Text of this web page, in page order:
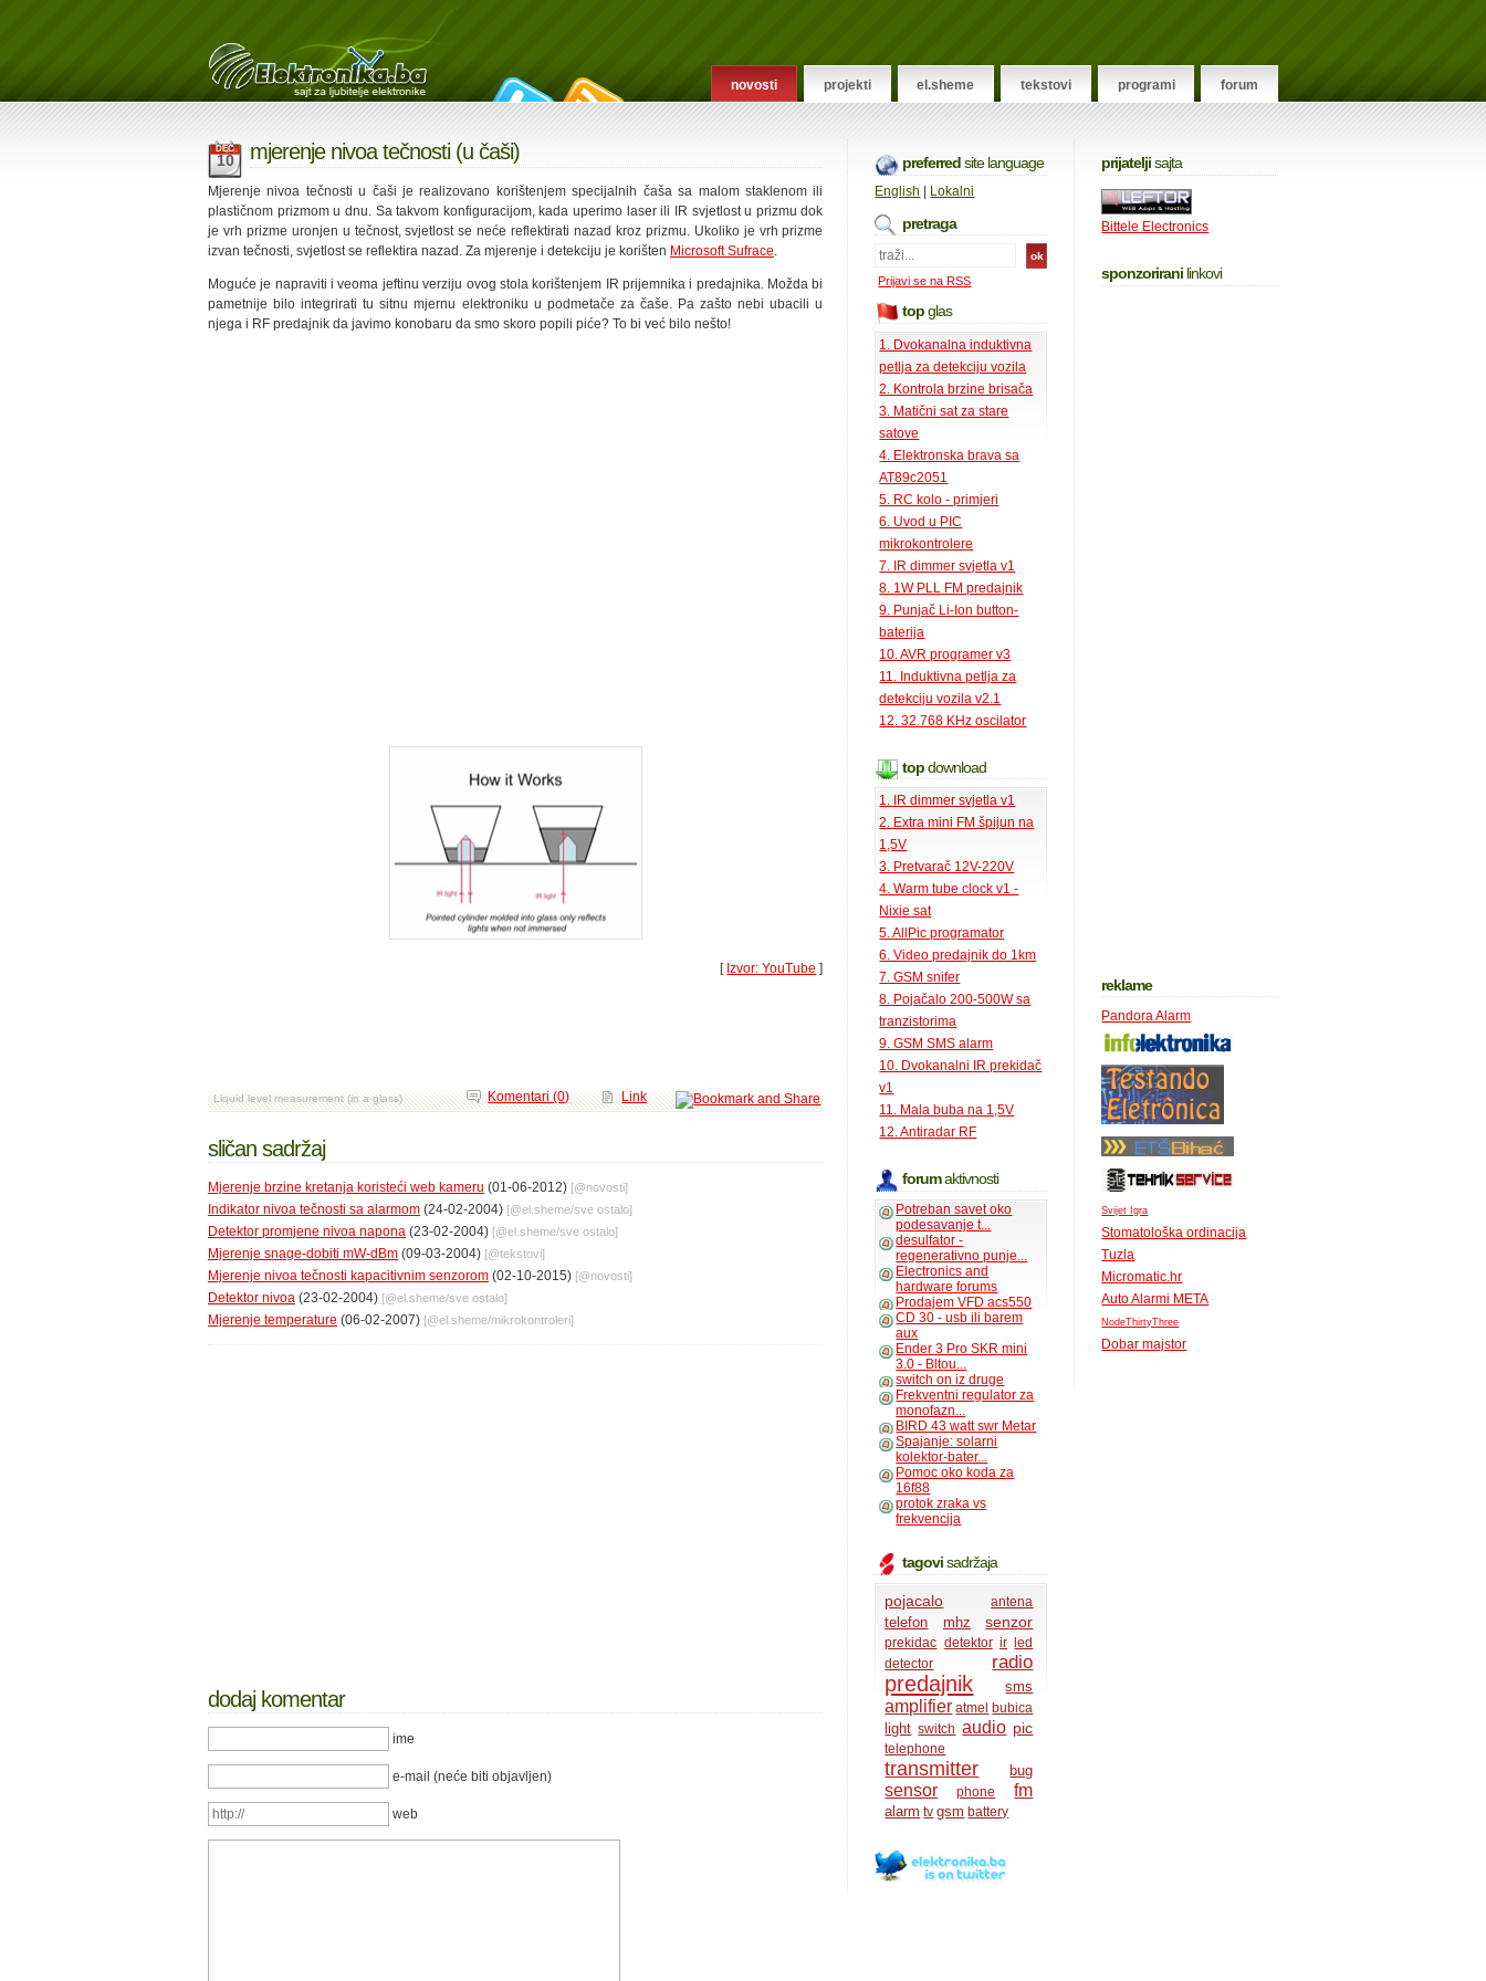
novosti projekti el.sheme tekstovi programi forum
DEC
10 mjerenje nivoa tečnosti (u čaši)
Mjerenje nivoa tečnosti u čaši je realizovano korištenjem specijalnih čaša sa malom staklenom ili
plastičnom prizmom u dnu. Sa takvom konfiguracijom, kada uperimo laser ili IR svjetlost u prizmu dok
je vrh prizme uronjen u tečnost, svjetlost se neće reflektirati nazad kroz prizmu. Ukoliko je vrh prizme
izvan tečnosti, svjetlost se reflektira nazad. Za mjerenje i detekciju je korišten Microsoft Sufrace.
Moguće je napraviti i veoma jeftinu verziju ovog stola korištenjem IR prijemnika i predajnika. Možda bi
pametnije bilo integrirati tu sitnu mjernu elektroniku u podmetače za čaše. Pa zašto nebi ubacili u
njega i RF predajnik da javimo konobaru da smo skoro popili piće? To bi već bilo nešto!
[ Izvor: YouTube ]
Liquid level measurement (in a glass) Link
Komentari (0)
sličan sadržaj
Mjerenje brzine kretanja koristeći web kameru (01-06-2012) [@novosti]
Indikator nivoa tečnosti sa alarmom (24-02-2004) [@el.sheme/sve ostalo]
Detektor promjene nivoa napona (23-02-2004) [@el.sheme/sve ostalo]
Mjerenje snage-dobiti mW-dBm (09-03-2004) [@tekstovi]
Mjerenje nivoa tečnosti kapacitivnim senzorom (02-10-2015) [@novosti]
Detektor nivoa (23-02-2004) [@el.sheme/sve ostalo]
Mjerenje temperature (06-02-2007) [@el.sheme/mikrokontroleri]
dodaj komentar
ime
e-mail (neće biti objavljen)
web
preferredsite language
English Lokalni
pretraga
Prijavi se na RSS
topglas
1. Dvokanalna induktivna
petlja za detekciju vozila
2. Kontrola brzine brisača
3. Matični sat za stare
satove
4. Elektronska brava sa
AT89c2051
5. RC kolo - primjeri
6. Uvod u PIC
mikrokontrolere
7. IR dimmer svjetla v1
8. 1W PLL FM predajnik
9. Punjač Li-Ion button-
baterija
10. AVR programer v3
11. Induktivna petlja za
detekciju vozila v2.1
12. 32.768 KHz oscilator
topdownload
1. IR dimmer svjetla v1
2. Extra mini FM špijun na
1,5V
3. Pretvarač 12V-220V
4. Warm tube clock v1 -
Nixie sat
5. AllPic programator
6. Video predajnik do 1km
7. GSM snifer
8. Pojačalo 200-500W sa
tranzistorima
9. GSM SMS alarm
10. Dvokanalni IR prekidač
v1
11. Mala buba na 1,5V
12. Antiradar RF
forumaktivnosti
Potreban savet oko
podesavanje t...
desulfator -
regenerativno punje...
Electronics and
hardware forums
Prodajem VFD acs550
CD 30 - usb ili barem
aux
Ender 3 Pro SKR mini
3.0 - Bltou...
switch on iz druge
Frekventni regulator za
monofazn...
BIRD 43 watt swr Metar
Spajanje: solarni
kolektor-bater...
Pomoc oko koda za
16f88
protok zraka vs
frekvencija
tagovisadržaja
pojacalo antena
telefon mhz senzor
prekidac detektor ir led
detector
radio
predajnik sms
amplifier atmel bubica
light switch audio pic
telephone
transmitter bug
sensor phone fm
alarm tv gsm battery
prijateljisajta
Bittele Electronics
sponzorirani linkovi
reklame
Pandora Alarm
Svijet Igra
Stomatološka ordinacija
Tuzla
Micromatic.hr
Auto Alarmi META
NodeThirtyThree
Dobar majstor